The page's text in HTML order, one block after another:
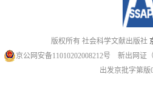
版权所有 社会科学文献出版社
京公网安备11010202008212号 新出网证
出发京批字第版